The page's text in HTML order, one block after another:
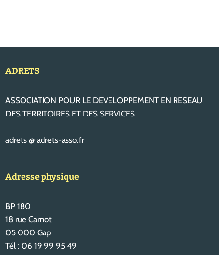
ADRETS
ASSOCIATION POUR LE DEVELOPPEMENT EN RESEAU
DES TERRITOIRES ET DES SERVICES
adrets @ adrets-asso.fr
Adresse physique
BP 180
18 rue Carnot
05 000 Gap
Tél : 06 19 99 95 49